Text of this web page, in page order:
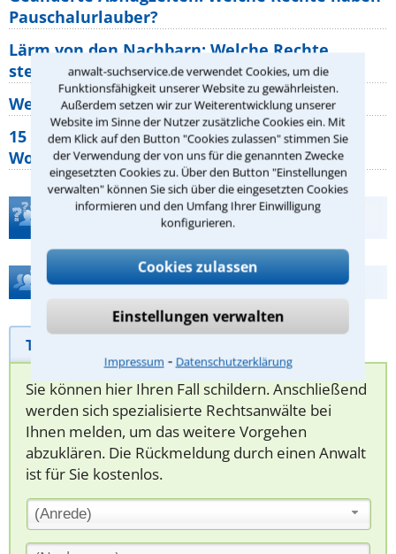
anwalt-suchservice.de verwendet Cookies, um die
Funktionsfähigkeit unserer Website zu gewährleisten.
Außerdem setzen wir zur Weiterentwicklung unserer
Website im Sinne der Nutzer zusätzliche Cookies ein. Mit
dem Klick auf den Button "Cookies zulassen" stimmen Sie
der Verwendung der von uns für die genannten Zwecke
eingesetzten Cookies zu. Über den Button "Einstellungen
verwalten" können Sie sich über die eingesetzten Cookies
informieren und den Umfang Ihrer Einwilligung
konfigurieren.
Cookies zulassen
Einstellungen verwalten
Impressum ⁃ Datenschutzerklärung
Pauschalurlauber?
Lärm von den Nachbarn: Welche Rechte
stehen mir zu?
Wer muss Zweitwohnungssteuer zahlen?
15 elementare Rechte, die jeder
Wohnungseigentümer kennen sollte
Teste Dein Rechtswissen
Hilfe bei Ihrer Anwaltsuche?
Telefonhilfe
Sie können hier Ihren Fall schildern. Anschließend
werden sich spezialisierte Rechtsanwälte bei
Ihnen melden, um das weitere Vorgehen
abzuklären. Die Rückmeldung durch einen Anwalt
ist für Sie kostenlos.
(Anrede)